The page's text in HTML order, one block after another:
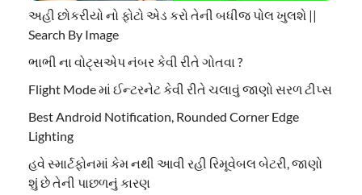
અહી છોકરીયો નો ફોટો એડ કરો તેની બધીજ પોલ ખુલશે ||
Search By Image
ભાભી ના વોટ્સએપ નંબર કેવી રીતે ગોતવા ?
Flight Mode માં ઈન્ટરનેટ કેવી રીતે ચલાવું જાણો સરળ ટીપ્સ
Best Android Notification, Rounded Corner Edge
Lighting
હવે સ્માર્ટફોનમાં કેમ નથી આવી રહી રિમૂવેબલ બેટરી, જાણો
શું છે તેની પાછળનું કારણ